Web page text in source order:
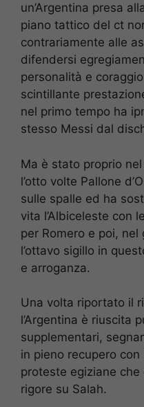
un’Argentina presa
piano tattico del ct
contrariamente alle
difendersi
personalità e
scintillante
nel primo tempo ha
stesso Messi dal
Ma è stato proprio
l’otto volte Pallone
sulle spalle ed ha
vita l’Albiceleste con
per Romero e poi,
l’ottavo sigillo in
e arroganza.
Una volta riportato il
l’Argentina è riuscita
supplementari,
in pieno recupero con
proteste egiziane
rigore su Salah.